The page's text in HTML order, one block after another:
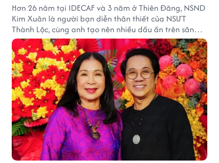
Hơn 26 năm tại IDECAF và 3 năm ở Thiên Đăng, NSND
Kim Xuân là người bạn diễn thân thiết của NSƯT
Thành Lộc, cùng anh tạo nên nhiều dấu ấn trên sân
khấu.